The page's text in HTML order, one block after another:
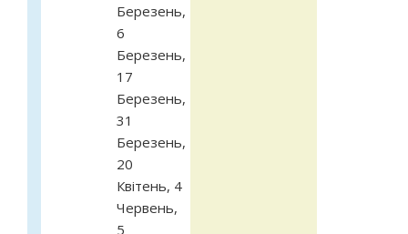
Березень,
6
Березень,
17
Березень,
31
Березень,
20
Квітень, 4
Червень,
5